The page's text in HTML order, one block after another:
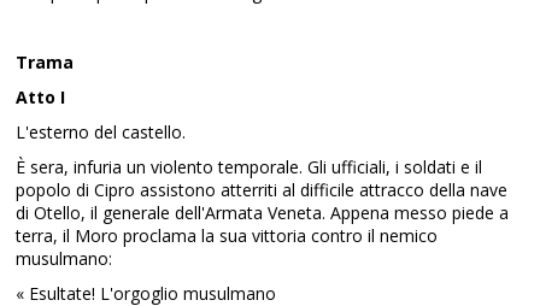
Trama
Atto I
L'esterno del castello.
È sera, infuria un violento temporale. Gli ufficiali, i soldati e il
popolo di Cipro assistono atterriti al difficile attracco della nave
di Otello, il generale dell'Armata Veneta. Appena messo piede a
terra, il Moro proclama la sua vittoria contro il nemico
musulmano:
« Esultate! L'orgoglio musulmano